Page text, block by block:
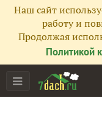
Наш сайт
работу и
Продолжая
Политикой